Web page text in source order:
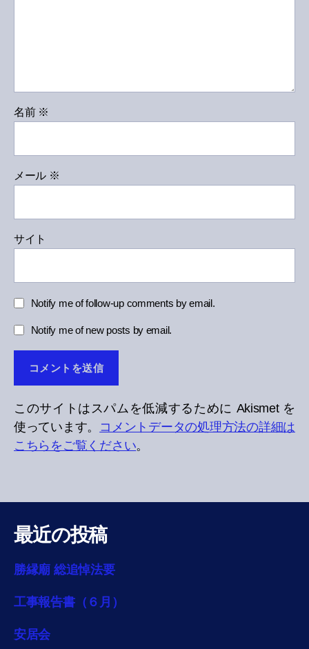
名前 ※
メール ※
サイト
Notify me of follow-up comments by email.
Notify me of new posts by email.
このサイトはスパムを低減するために Akismet を
使っています。 コメントデータの処理方法の詳細は
こちらをご覧ください。
最近の投稿
勝縁廟 総追悼法要
工事報告書（６月）
安居会